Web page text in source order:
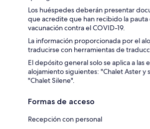
Los huéspedes deberán presentar
que acredite que han recibido la
vacunación contra el COVID-19.
La información proporcionada por el
traducirse con herramientas de
El depósito general solo se aplica a las
alojamiento siguientes: "Chalet Aster y
"Chalet Silene".
Formas de acceso
Recepción con personal